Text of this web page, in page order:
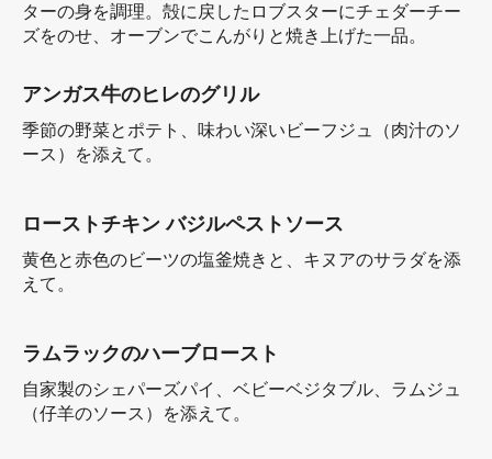
ターの身を調理。殻に戻したロブスターにチェダーチー
ズをのせ、オーブンでこんがりと焼き上げた一品。
アンガス牛のヒレのグリル
季節の野菜とポテト、味わい深いビーフジュ（肉汁のソ
ース）を添えて。
ローストチキン バジルペストソース
黄色と赤色のビーツの塩釜焼きと、キヌアのサラダを添
えて。
ラムラックのハーブロースト
自家製のシェパーズパイ、ベビーベジタブル、ラムジュ
（仔羊のソース）を添えて。